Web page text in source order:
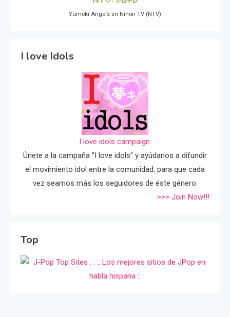
Yumeki Angels en Nihon TV (NTV)
I love Idols
I love idols campaign.
Únete a la campaña "I love idols" y ayúdanos a difundir
el movimiento idol entre la comunidad, para que cada
vez seamos más los seguidores de éste género.
>>> Join Now!!!
Top